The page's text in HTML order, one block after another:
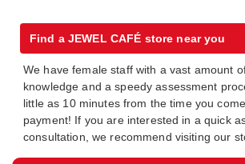
Find a JEWEL CAFÉ store near you
We have female staff with a vast amount
knowledge and a speedy assessment
little as 10 minutes from the time you
payment! If you are interested in a quick
consultation, we recommend visiting our